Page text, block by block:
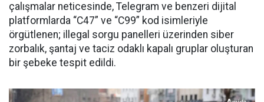
çalışmalar neticesinde, Telegram ve benzeri dijital
platformlarda “C47” ve “C99” kod isimleriyle
örgütlenen; illegal sorgu panelleri üzerinden siber
zorbalık, şantaj ve taciz odaklı kapalı gruplar oluşturan
bir şebeke tespit edildi.